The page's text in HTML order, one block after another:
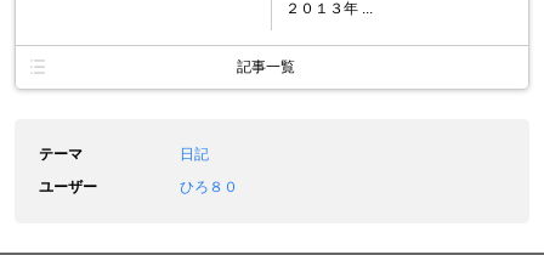
２０１３年 ...
記事一覧
テーマ
日記
ユーザー
ひろ８０